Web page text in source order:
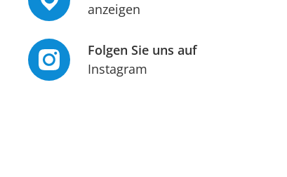
anzeigen
Folgen Sie uns auf
Instagram